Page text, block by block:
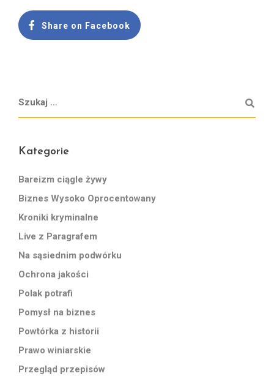
Share on Facebook
Kategorie
Bareizm ciągle żywy
Biznes Wysoko Oprocentowany
Kroniki kryminalne
Live z Paragrafem
Na sąsiednim podwórku
Ochrona jakości
Polak potrafi
Pomysł na biznes
Powtórka z historii
Prawo winiarskie
Przegląd przepisów